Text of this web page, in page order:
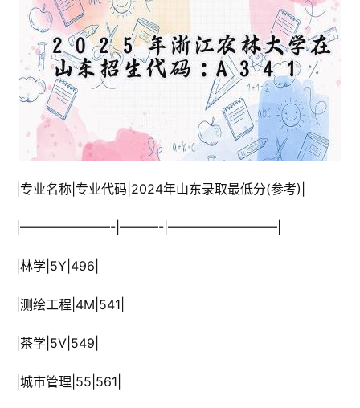
|专业名称|专业代码|2024年山东录取最低分(参考)|
|———————-|———-|————————–|
|林学|5Y|496|
|测绘工程|4M|541|
|茶学|5V|549|
|城市管理|55|561|